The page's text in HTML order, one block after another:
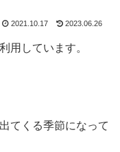
2021.10.17 2023.06.26
用しています。
てくる季節になって